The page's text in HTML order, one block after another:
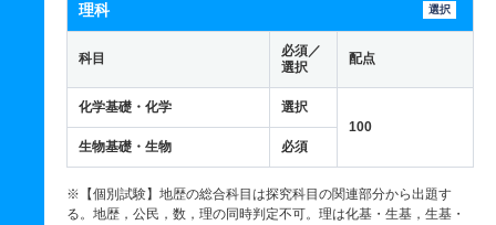
理科 選択
科目
必須／
選択
配点
化学基礎・化学
選択
100
生物基礎・生物
必須
※【個別試験】地歴の総合科目は探究科目の関連部分から出題す
る。地歴，公民，数，理の同時判定不可。理は化基・生基，生基・